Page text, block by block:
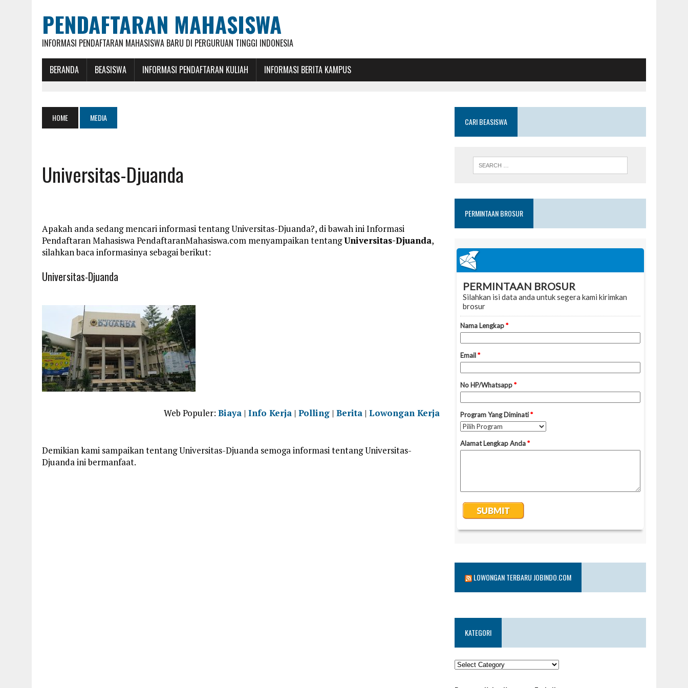
PENDAFTARAN MAHASISWA
INFORMASI PENDAFTARAN MAHASISWA BARU DI PERGURUAN TINGGI INDONESIA
BERANDA BEASISWA INFORMASI PENDAFTARAN KULIAH INFORMASI BERITA KAMPUS
HOME MEDIA
Universitas-Djuanda
Apakah anda sedang mencari informasi tentang Universitas-Djuanda?, di bawah ini Informasi
Pendaftaran Mahasiswa PendaftaranMahasiswa.com menyampaikan tentangUniversitas-Djuanda,
silahkan baca informasinya sebagai berikut:
Universitas-Djuanda
Web Populer: Biaya| Info Kerja| Polling| Berita| Lowongan Kerja
Demikian kami sampaikan tentang Universitas-Djuanda semoga informasi tentang Universitas-
Djuanda ini bermanfaat.
CARI BEASISWA
PERMINTAAN BROSUR
LOWONGAN TERBARU JOBINDO.COM
KATEGORI
KATEGORI